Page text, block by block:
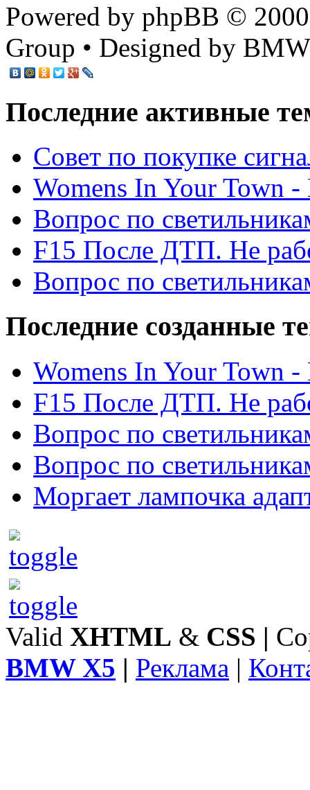
Powered by phpBB ©
Group • Designed by
Последние активные
Cовет по покупке
Womens In Your Town
Вопрос по
F15 После ДТП. Не
Вопрос по
Последние созданные
Womens In Your Town
F15 После ДТП. Не
Вопрос по
Вопрос по
Моргает лампочка
Valid XHTML & CSS |
BMW X5 | Реклама |